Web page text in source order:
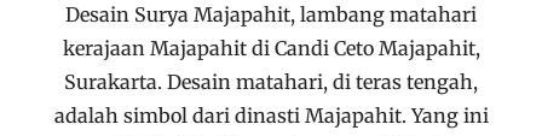
Desain Surya Majapahit, lambang matahari
kerajaan Majapahit di Candi Ceto Majapahit,
Surakarta. Desain matahari, di teras tengah,
adalah simbol dari dinasti Majapahit. Yang ini